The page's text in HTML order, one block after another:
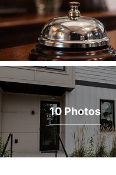
10 Photos